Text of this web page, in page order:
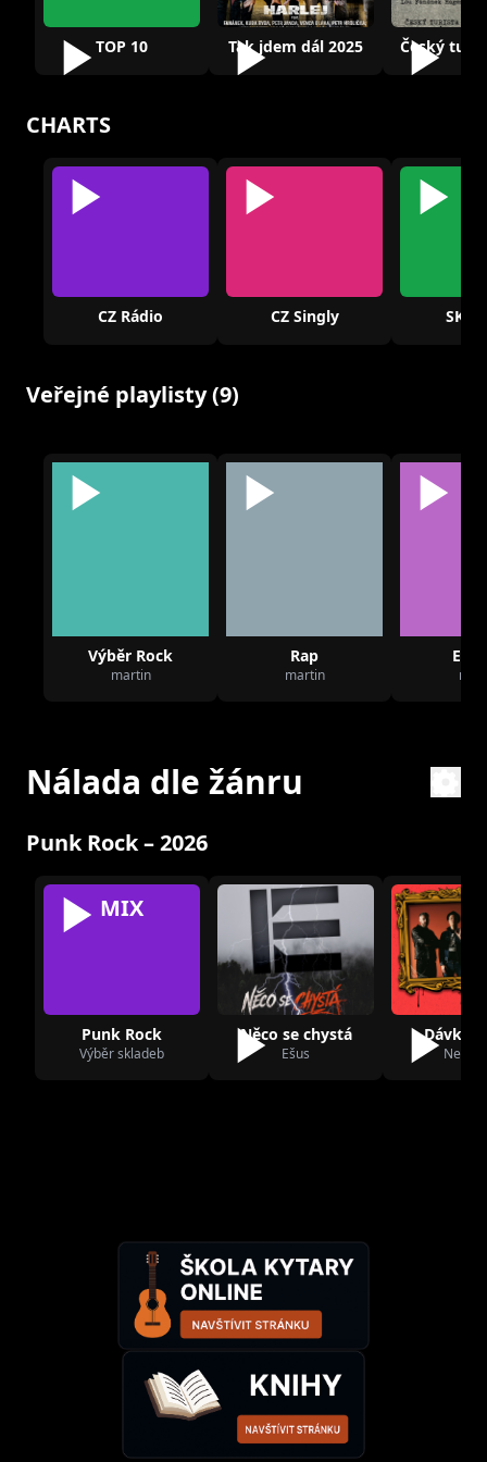
TOP 10 Tak jdem dál 2025
CHARTS
CZ Rádio CZ Singly SK
Veřejné playlisty (9)
Výběr Rock
martin
Rap
martin
Nálada dle žánru
Punk Rock – 2026
MIX
Punk Rock
Výběr skladeb
Něco se chystá
Ešus
Dávka